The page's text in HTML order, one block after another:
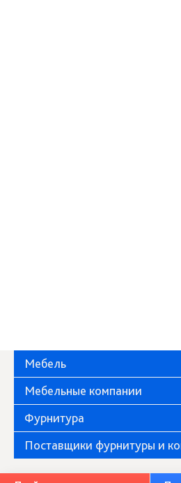
Мебель
Мебельные компании
Фурнитура
Поставщики фурнитуры и